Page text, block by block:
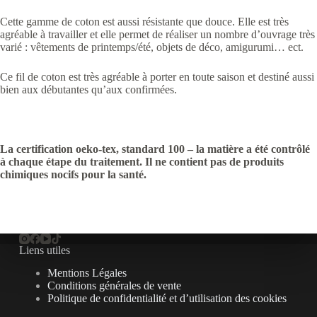
Cette gamme de coton est aussi résistante que douce. Elle est très
agréable à travailler et elle permet de réaliser un nombre d’ouvrage très
varié : vêtements de printemps/été, objets de déco, amigurumi… ect.
Ce fil de coton est très agréable à porter en toute saison et destiné aussi
bien aux débutantes qu’aux confirmées.
La certification oeko-tex, standard 100 – la matière a été contrôlé
à chaque étape du traitement. Il ne contient pas de produits
chimiques nocifs pour la santé.
Liens utiles
Mentions Légales
Conditions générales de vente
Politique de confidentialité et d’utilisation des cookies